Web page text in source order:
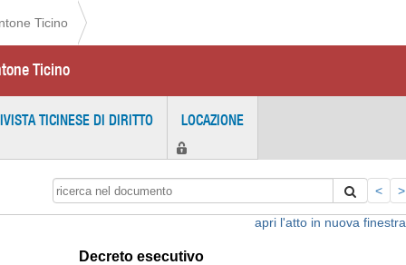
Ticino
Ticino
TICINESE DI DIRITTO LOCAZIONE
< >
apri l'atto in nuova finestra
Decreto esecutivo